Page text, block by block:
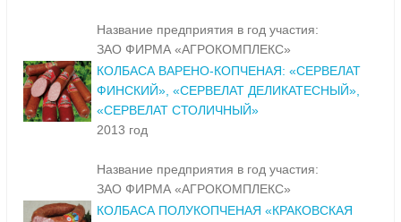
Название предприятия в год участия:
ЗАО ФИРМА «АГРОКОМПЛЕКС»
КОЛБАСА ВАРЕНО-КОПЧЕНАЯ: «СЕРВЕЛАТ
ФИНСКИЙ», «СЕРВЕЛАТ ДЕЛИКАТЕСНЫЙ»,
«СЕРВЕЛАТ СТОЛИЧНЫЙ»
2013 год
Название предприятия в год участия:
ЗАО ФИРМА «АГРОКОМПЛЕКС»
КОЛБАСА ПОЛУКОПЧЕНАЯ «КРАКОВСКАЯ